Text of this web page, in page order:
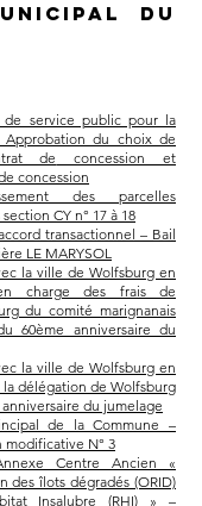
du
de service public pour la
du choix de
de concession et
concession
des parcelles
CY n° 17 à 18
transactionnel – Bail
LE MARYSOL
la ville de Wolfsburg en
charge des frais de
du comité marignanais
60ème anniversaire du
la ville de Wolfsburg en
délégation de Wolfsburg
du jumelage
de la Commune –
modificative N° 3
Centre Ancien «
des îlots dégradés (ORID)
Insalubre (RHI) » –